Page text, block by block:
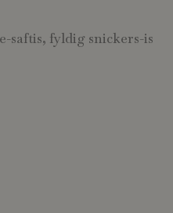
saftis, fyldig snickers-is